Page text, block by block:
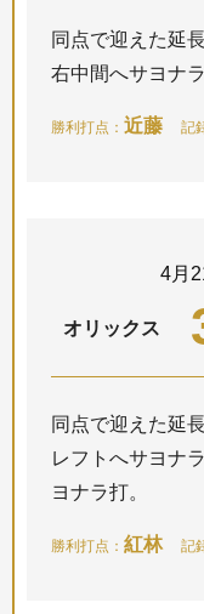
同点で迎えた延
右中間へサヨナ
勝利打点： 近藤 記
4月
オリックス
同点で迎えた延
レフトへサヨナ
ヨナラ打。
勝利打点： 紅林 記